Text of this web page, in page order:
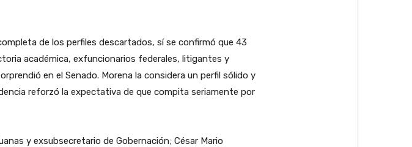
de los perfiles descartados, sí se confirmó que 43
académica, exfuncionarios federales, litigantes y
en el Senado. Morena la considera un perfil sólido y
reforzó la expectativa de que compita seriamente por
y exsubsecretario de Gobernación; César Mario